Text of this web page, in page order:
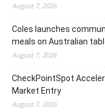
August 7, 2026
Coles launches
meals on Australian
August 7, 2026
CheckPointSpot
Market Entry
August 7, 2026